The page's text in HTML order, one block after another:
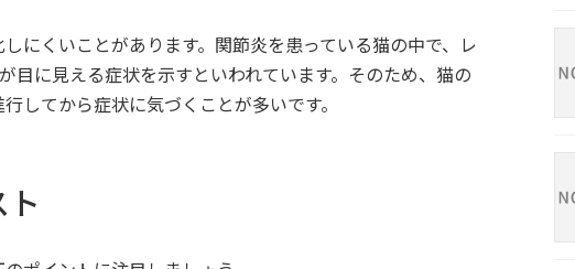
にくいことがあります。関節炎を患っている猫の中で、レ
目に見える症状を示すといわれています。そのため、猫の
してから症状に気づくことが多いです。